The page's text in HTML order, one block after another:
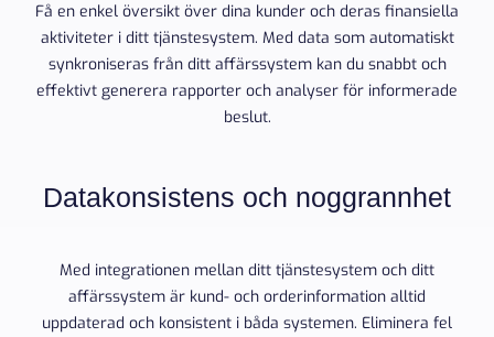
Få en enkel översikt över dina kunder och deras finansiella
aktiviteter i ditt tjänstesystem. Med data som automatiskt
synkroniseras från ditt affärssystem kan du snabbt och
effektivt generera rapporter och analyser för informerade
beslut.
Datakonsistens och noggrannhet
Med integrationen mellan ditt tjänstesystem och ditt
affärssystem är kund- och orderinformation alltid
uppdaterad och konsistent i båda systemen. Eliminera fel